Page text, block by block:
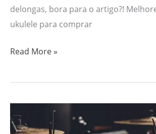
delongas, bora para o artigo?!
ukulele para comprar
Read More »
5